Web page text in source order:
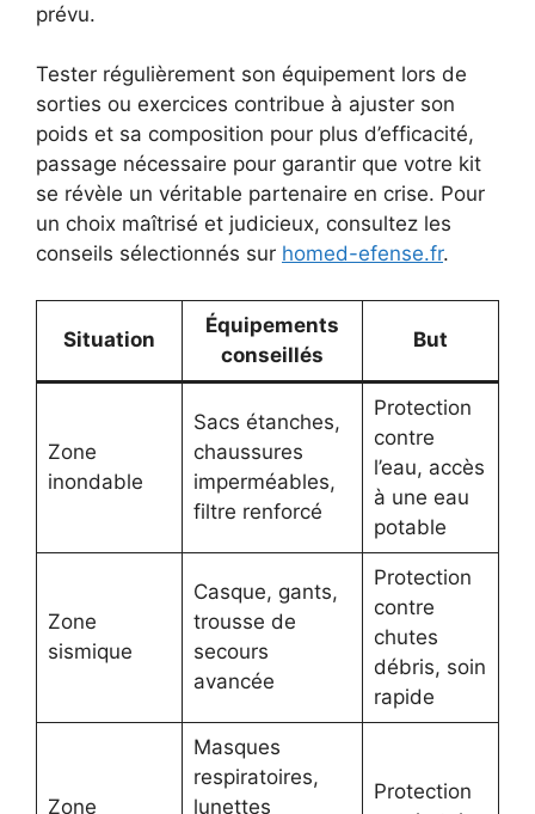
prévu.
Tester régulièrement son équipement lors de
sorties ou exercices contribue à ajuster son
poids et sa composition pour plus d’efficacité,
passage nécessaire pour garantir que votre kit
se révèle un véritable partenaire en crise. Pour
un choix maîtrisé et judicieux, consultez les
conseils sélectionnés sur homed-efense.fr.
Situation
Équipements
conseillés
But
Zone
inondable
Sacs étanches,
chaussures
imperméables,
filtre renforcé
Protection
contre
l’eau, accès
à une eau
potable
Zone
sismique
Casque, gants,
trousse de
secours
avancée
Protection
contre
chutes
débris, soin
rapide
Zone
Masques
respiratoires,
lunettes
Protection